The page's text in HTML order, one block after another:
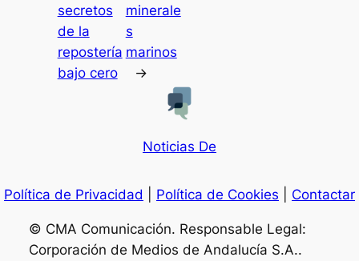
secretos
de la
repostería
bajo cero
minerale
s
marinos
→
Noticias De
Política de Privacidad Política de Cookies Contactar
© CMA Comunicación. Responsable Legal:
Corporación de Medios de Andalucía S.A..